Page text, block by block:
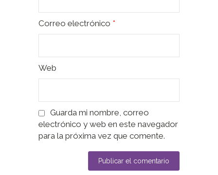
Correo electrónico *
Web
Guarda mi nombre, correo
electrónico y web en este navegador
para la próxima vez que comente.